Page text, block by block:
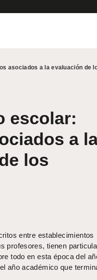
asociados a la evaluación de
escolar:
a
los
entre establecimientos
profesores, tienen
todo en esta época del
año académico que